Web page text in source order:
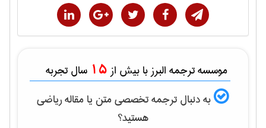
موسسه ترجمه البرز با بیش از 15 سال تجربه
به دنبال ترجمه تخصصی متن یا مقالهرياضی
هستید؟